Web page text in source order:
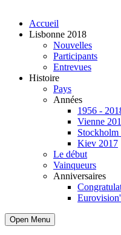
Accueil
Lisbonne 2018
Nouvelles
Participants
Entrevues
Histoire
Pays
Années
1956 -
Vienne
Stockholm
Kiev 2017
Le début
Vainqueurs
Anniversaires
Open Menu